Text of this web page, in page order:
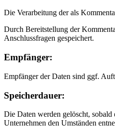
Die Verarbeitung der als
Durch Bereitstellung der
Anschlussfragen gespeichert.
Empfänger:
Empfänger der Daten sind ggf.
Speicherdauer:
Die Daten werden gelöscht,
Unternehmen den Umständen